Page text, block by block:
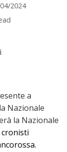
2024
a
Nazionale
la Nazionale